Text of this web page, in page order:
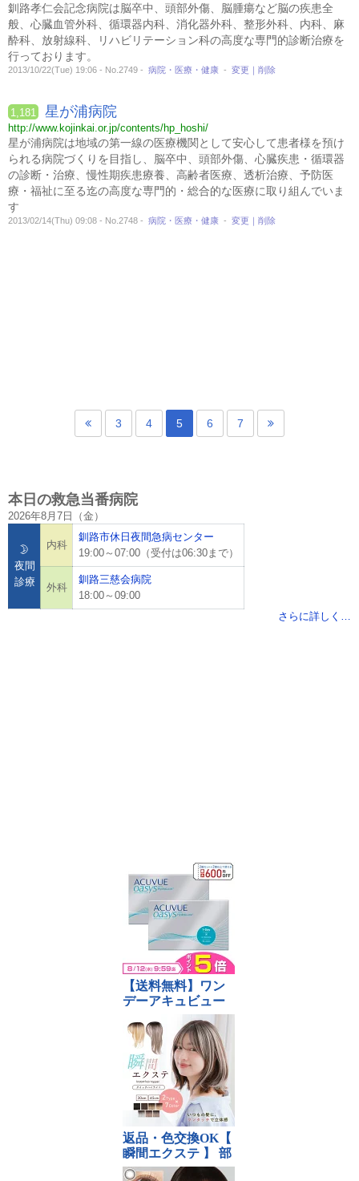
釧路孝仁会記念病院は脳卒中、頭部外傷、脳腫瘍など脳の疾患全
般、心臓血管外科、循環器内科、消化器外科、整形外科、内科、麻
酔科、放射線科、リハビリテーション科の高度な専門的診断治療を
行っております。
2013/10/22(Tue) 19:06 - No.2749 - 病院・医療・健康 - 変更｜削除
1,181 星が浦病院
http://www.kojinkai.or.jp/contents/hp_hoshi/
星が浦病院は地域の第一線の医療機関として安心して患者様を預け
られる病院づくりを目指し、脳卒中、頭部外傷、心臓疾患・循環器
の診断・治療、慢性期疾患療養、高齢者医療、透析治療、予防医
療・福祉に至る迄の高度な専門的・総合的な医療に取り組んでいま
す
2013/02/14(Thu) 09:08 - No.2748 - 病院・医療・健康 - 変更｜削除
3 4 5 6 7
本日の救急当番病院
2026年8月7日（金）
🌛
夜間
診療
内科
釧路市休日夜間急病センター
19:00～07:00（受付は06:30まで）
外科
釧路三慈会病院
18:00～09:00
さらに詳しく…